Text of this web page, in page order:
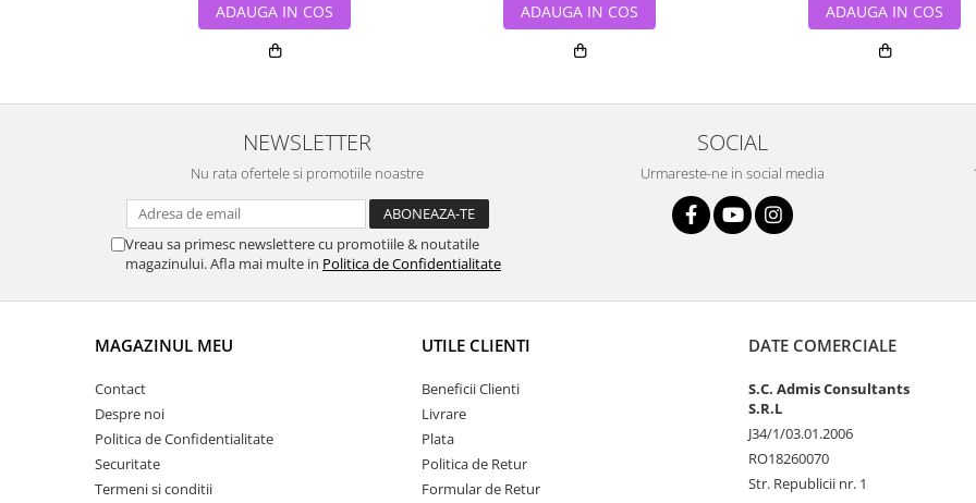
ADAUGA IN COS ADAUGA IN COS ADAUGA IN COS
NEWSLETTER
Nu rata ofertele si promotiile noastre
Vreau sa primesc newslettere cu promotiile & noutatile
magazinului. Afla mai multe in Politica de Confidentialitate
SOCIAL
Urmareste-ne in social media
MAGAZINUL MEU
Contact
Despre noi
Politica de Confidentialitate
Securitate
Termeni si conditii
UTILE CLIENTI
Beneficii Clienti
Livrare
Plata
Politica de Retur
Formular de Retur
DATE COMERCIALE
S.C. Admis Consultants
S.R.L
J34/1/03.01.2006
RO18260070
Str. Republicii nr. 1